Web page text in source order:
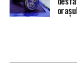
august
Locuri de
vacante